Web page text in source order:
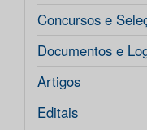
Concursos e
Documentos e
Artigos
Editais